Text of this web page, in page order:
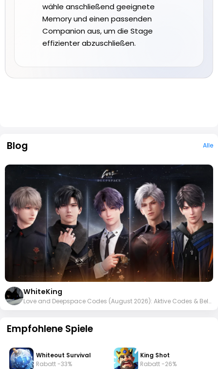
wähle anschließend geeignete
Memory und einen passenden
Companion aus, um die Stage
effizienter abzuschließen.
Blog Alle
WhiteKing
Love and Deepspace Codes (August 2026): Aktive Codes & Belohnungen
Empfohlene Spiele
Whiteout Survival
Rabatt -33%
King Shot
Rabatt -26%